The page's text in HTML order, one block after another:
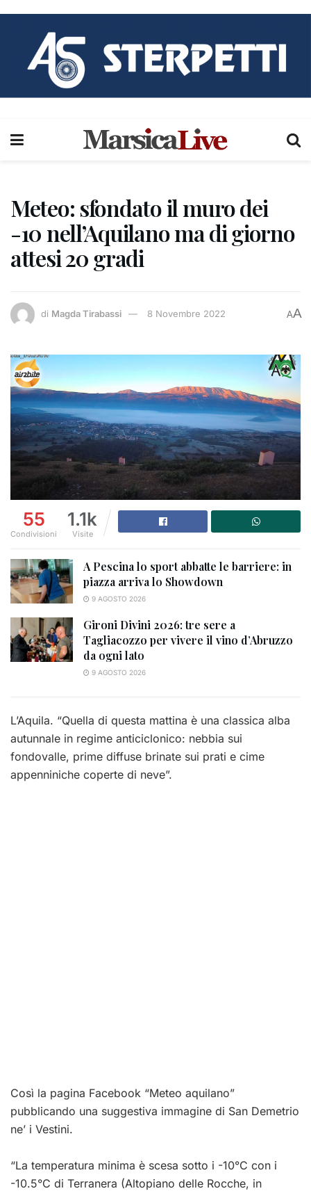
Meteo: sfondato il muro dei
-10 nell’Aquilano ma di giorno
attesi 20 gradi
di Magda Tirabassi 8 Novembre 2022 AA
55
Condivisioni
1.1k
Visite
A Pescina lo sport abbatte le barriere: in
piazza arriva lo Showdown
9 AGOSTO 2026
Gironi Divini 2026: tre sere a
Tagliacozzo per vivere il vino d’Abruzzo
da ogni lato
9 AGOSTO 2026
L’Aquila. “Quella di questa mattina è una classica alba
autunnale in regime anticiclonico: nebbia sui
fondovalle, prime diffuse brinate sui prati e cime
appenniniche coperte di neve”.
Così la pagina Facebook “Meteo aquilano”
pubblicando una suggestiva immagine di San Demetrio
ne’ i Vestini.
“La temperatura minima è scesa sotto i -10°C con i
-10.5°C di Terranera (Altopiano delle Rocche, in